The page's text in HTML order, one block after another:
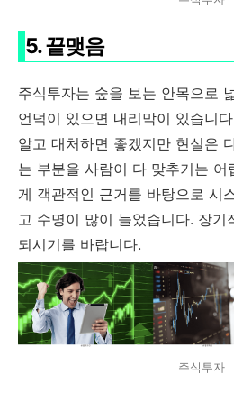
5. 끝맺음
주식투자는 숲을 보는 안목으로
언덕이 있으면 내리막이 있습니
알고 대처하면 좋겠지만 현실은
는 부분을 사람이 다 맞추기는 어
게 객관적인 근거를 바탕으로 시
고 수명이 많이 늘었습니다. 장기
되시기를 바랍니다.
주식투자